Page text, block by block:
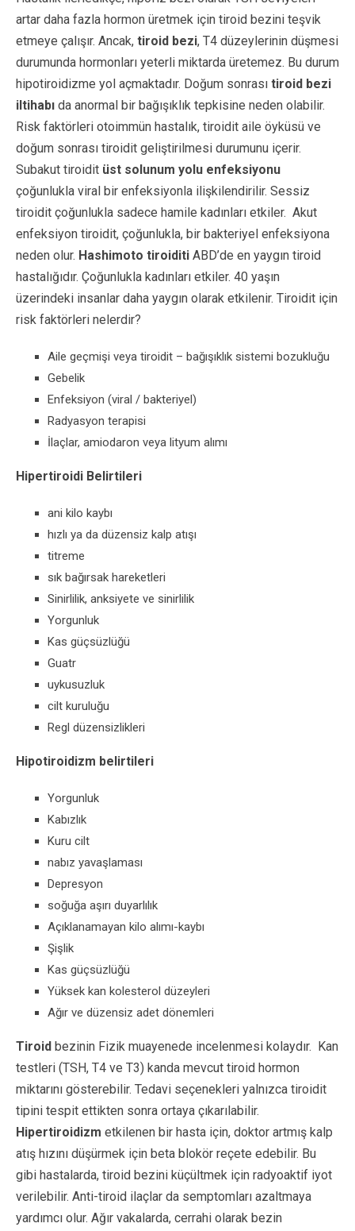
artar daha fazla hormon üretmek için tiroid bezini teşvik
etmeye çalışır. Ancak, tiroid bezi, T4 düzeylerinin düşmesi
durumunda hormonları yeterli miktarda üretemez. Bu durum
hipotiroidizme yol açmaktadır. Doğum sonrası tiroid bezi
iltihabı da anormal bir bağışıklık tepkisine neden olabilir.
Risk faktörleri otoimmün hastalık, tiroidit aile öyküsü ve
doğum sonrası tiroidit geliştirilmesi durumunu içerir.
Subakut tiroidit üst solunum yolu enfeksiyonu
çoğunlukla viral bir enfeksiyonla ilişkilendirilir. Sessiz
tiroidit çoğunlukla sadece hamile kadınları etkiler. Akut
enfeksiyon tiroidit, çoğunlukla, bir bakteriyel enfeksiyona
neden olur. Hashimoto tiroiditi ABD’de en yaygın tiroid
hastalığıdır. Çoğunlukla kadınları etkiler. 40 yaşın
üzerindeki insanlar daha yaygın olarak etkilenir. Tiroidit için
risk faktörleri nelerdir?
Aile geçmişi veya tiroidit – bağışıklık sistemi bozukluğu
Gebelik
Enfeksiyon (viral / bakteriyel)
Radyasyon terapisi
İlaçlar, amiodaron veya lityum alımı
Hipertiroidi Belirtileri
ani kilo kaybı
hızlı ya da düzensiz kalp atışı
titreme
sık bağırsak hareketleri
Sinirlilik, anksiyete ve sinirlilik
Yorgunluk
Kas güçsüzlüğü
Guatr
uykusuzluk
cilt kuruluğu
Regl düzensizlikleri
Hipotiroidizm belirtileri
Yorgunluk
Kabızlık
Kuru cilt
nabız yavaşlaması
Depresyon
soğuğa aşırı duyarlılık
Açıklanamayan kilo alımı-kaybı
Şişlik
Kas güçsüzlüğü
Yüksek kan kolesterol düzeyleri
Ağır ve düzensiz adet dönemleri
Tiroid bezinin Fizik muayenede incelenmesi kolaydır. Kan
testleri (TSH, T4 ve T3) kanda mevcut tiroid hormon
miktarını gösterebilir. Tedavi seçenekleri yalnızca tiroidit
tipini tespit ettikten sonra ortaya çıkarılabilir.
Hipertiroidizm etkilenen bir hasta için, doktor artmış kalp
atış hızını düşürmek için beta blokör reçete edebilir. Bu
gibi hastalarda, tiroid bezini küçültmek için radyoaktif iyot
verilebilir. Anti-tiroid ilaçlar da semptomları azaltmaya
yardımcı olur. Ağır vakalarda, cerrahi olarak bezin